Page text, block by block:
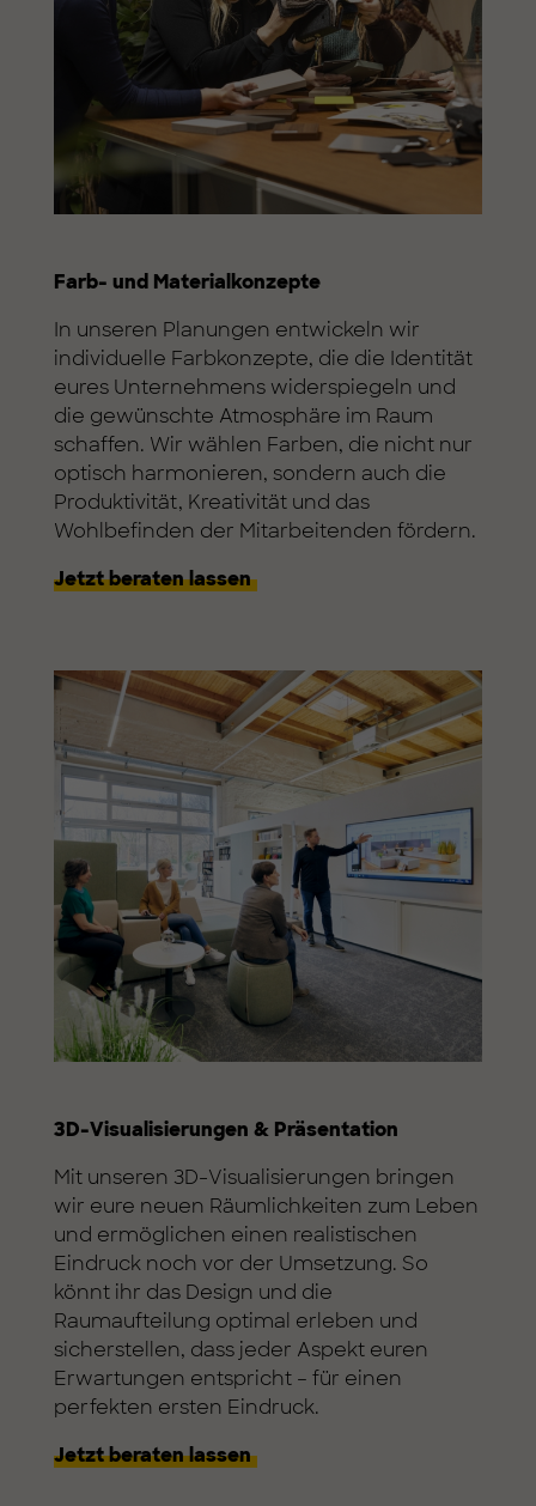
Farb- und Materialkonzepte
In unseren Planungen entwickeln wir
individuelle Farbkonzepte, die die Identität
eures Unternehmens widerspiegeln und
die gewünschte Atmosphäre im Raum
schaffen. Wir wählen Farben, die nicht nur
optisch harmonieren, sondern auch die
Produktivität, Kreativität und das
Wohlbefinden der Mitarbeitenden fördern.
Jetzt beraten lassen
3D-Visualisierungen & Präsentation
Mit unseren 3D-Visualisierungen bringen
wir eure neuen Räumlichkeiten zum Leben
und ermöglichen einen realistischen
Eindruck noch vor der Umsetzung. So
könnt ihr das Design und die
Raumaufteilung optimal erleben und
sicherstellen, dass jeder Aspekt euren
Erwartungen entspricht – für einen
perfekten ersten Eindruck.
Jetzt beraten lassen